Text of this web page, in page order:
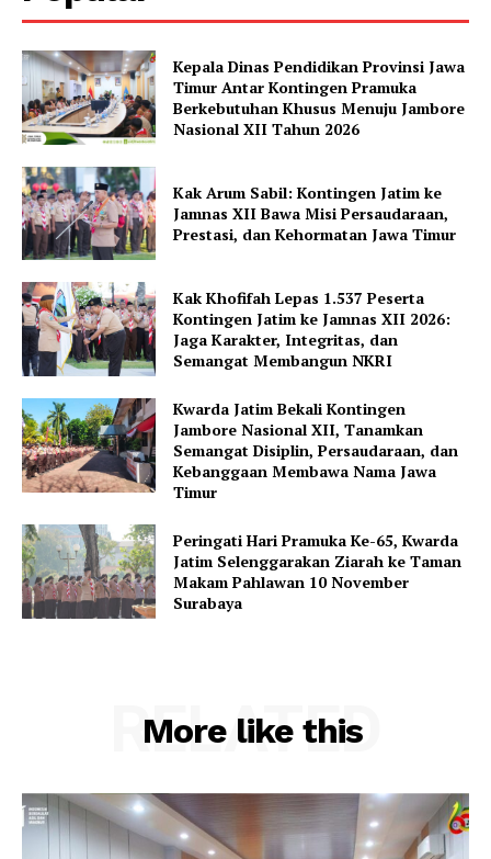
Kepala Dinas Pendidikan Provinsi Jawa
Timur Antar Kontingen Pramuka
Berkebutuhan Khusus Menuju Jambore
Nasional XII Tahun 2026
Kak Arum Sabil: Kontingen Jatim ke
Jamnas XII Bawa Misi Persaudaraan,
Prestasi, dan Kehormatan Jawa Timur
Kak Khofifah Lepas 1.537 Peserta
Kontingen Jatim ke Jamnas XII 2026:
Jaga Karakter, Integritas, dan
Semangat Membangun NKRI
Kwarda Jatim Bekali Kontingen
Jambore Nasional XII, Tanamkan
Semangat Disiplin, Persaudaraan, dan
Kebanggaan Membawa Nama Jawa
Timur
Peringati Hari Pramuka Ke-65, Kwarda
Jatim Selenggarakan Ziarah ke Taman
Makam Pahlawan 10 November
Surabaya
More like this
RELATED